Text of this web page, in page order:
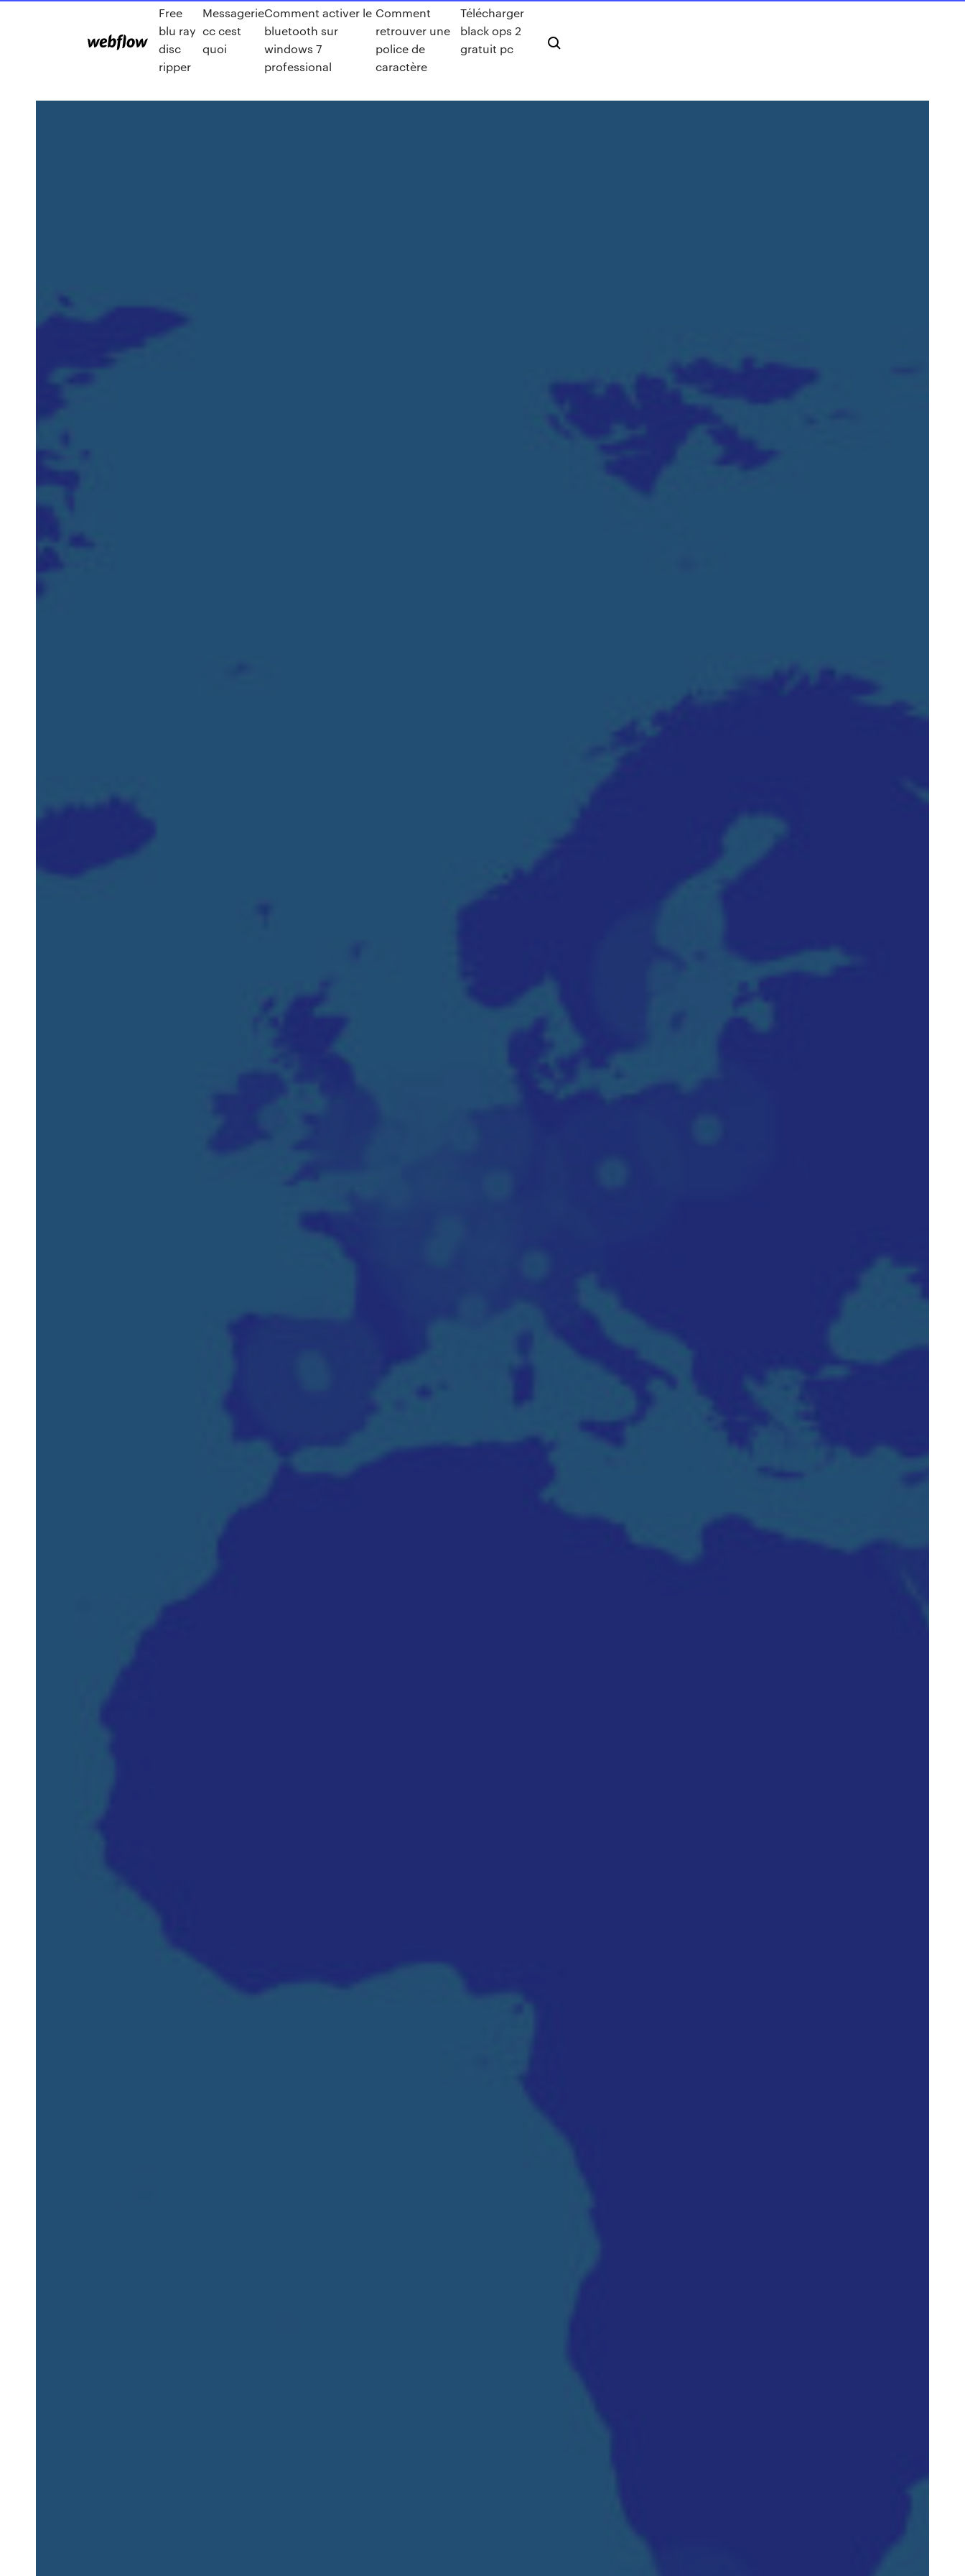
Free
blu ray
disc
ripper
Messagerie
cc cest
quoi
Comment activer le
bluetooth sur
windows 7
professional
Comment
retrouver une
police de
caractère
Télécharger
black ops 2
gratuit pc